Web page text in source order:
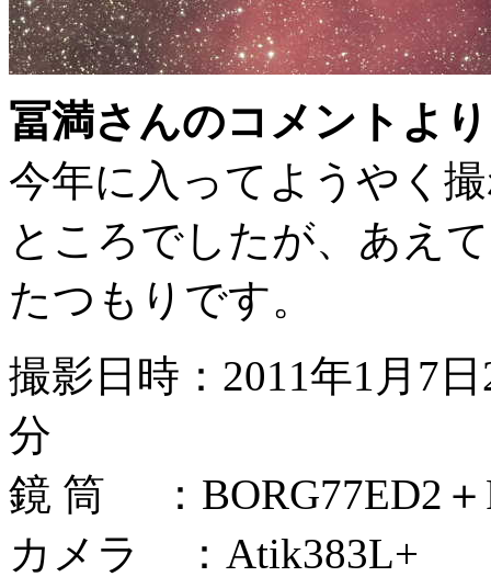
冨満さんのコメントより
今年に入ってようやく
ところでしたが、あえ
たつもりです。
撮影日時：2011年1月7
分
鏡 筒 ：BORG77ED2＋
カメラ ：Atik383L+